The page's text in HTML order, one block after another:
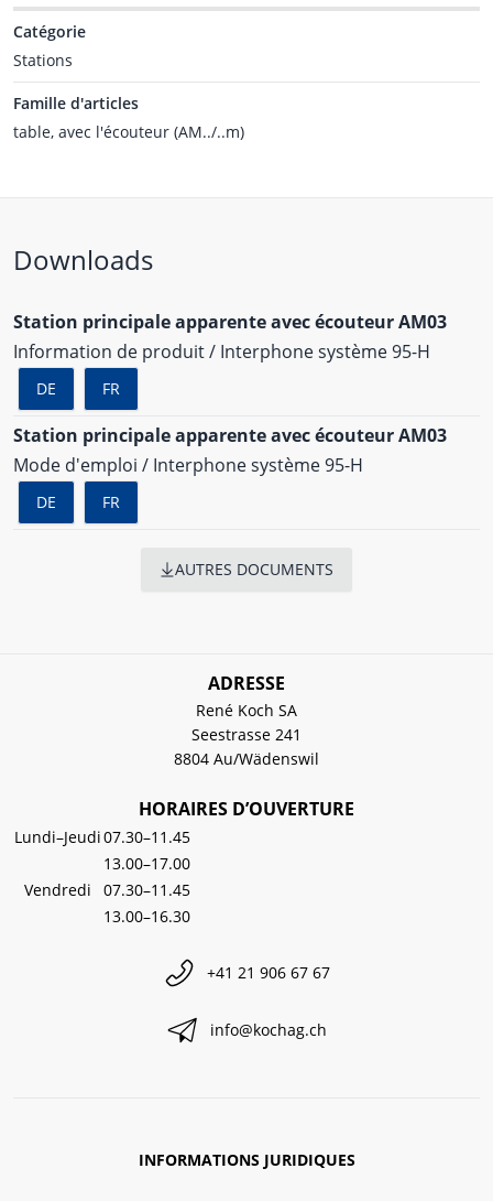
Catégorie
Stations
Famille d'articles
table, avec l'écouteur (AM../..m)
Downloads
Station principale apparente avec écouteur AM03
Information de produit / Interphone système 95-H
DE FR
Station principale apparente avec écouteur AM03
Mode d'emploi / Interphone système 95-H
DE FR
AUTRES DOCUMENTS
ADRESSE
René Koch SA
Seestrasse 241
8804 Au/Wädenswil
HORAIRES D’OUVERTURE
Lundi–Jeudi07.30–11.45
13.00–17.00
Vendredi
07.30–11.45
13.00–16.30
+41 21 906 67 67
info@kochag.ch
INFORMATIONS JURIDIQUES